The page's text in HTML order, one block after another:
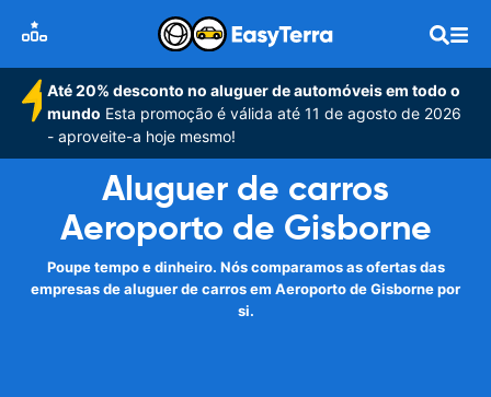
Até 20% desconto no aluguer de automóveis em todo o
mundo Esta promoção é válida até 11 de agosto de 2026
- aproveite-a hoje mesmo!
Aluguer de carros
Aeroporto de Gisborne
Poupe tempo e dinheiro. Nós comparamos as ofertas das
empresas de aluguer de carros em Aeroporto de Gisborne por
si.